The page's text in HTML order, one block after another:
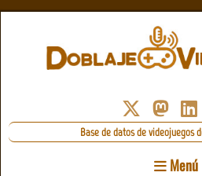
Base de datos de videojuegos
Menú